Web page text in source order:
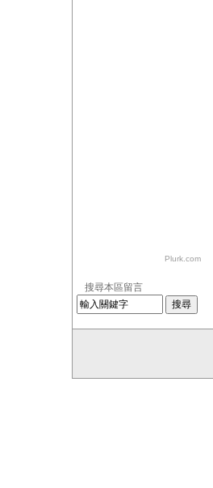
Plurk.com
搜尋本區留言